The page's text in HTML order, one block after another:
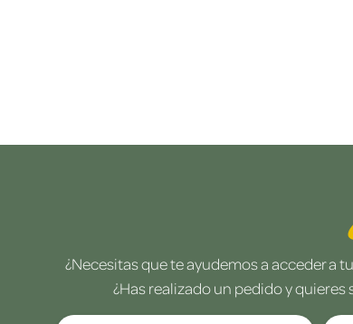
¿Necesitas que te ayudemos a acceder a
¿Has realizado un pedido y